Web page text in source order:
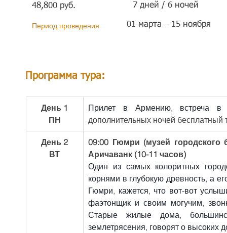
48,800 руб.
Период проведения
7 дней / 6 ночей
01 марта – 15 ноября
Программа тура:
День 1
ПН
Прилет в Армению, встреча в
дополнительных ночей бесплатный
День 2
ВТ
09:00 Гюмри (музей городского
Аричаванк (10-11 часов)
Один из самых колоритных
корнями в глубокую древность, а
Гюмри, кажется, что вот-вот
фаэтонщик и своим могучим,
Старые жилые дома,
землетрясения, говорят о высоких